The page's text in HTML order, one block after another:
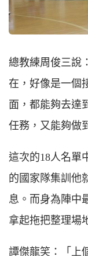
總教練周俊三說
在，好像是一個
面，都能夠去達
任務，又能夠做
這次的18人名單
的國家隊集訓他
息。而身為陣中
拿起拖把整理場
譚傑龍笑：「上